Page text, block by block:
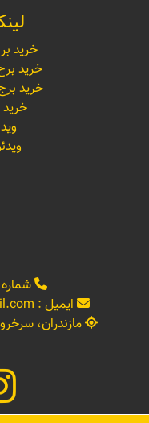
خرید
خرید
خرید
خرید
ایمیل :
مازندران،